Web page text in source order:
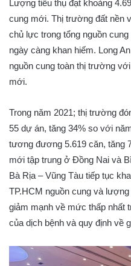
Lượng tiêu thụ đạt khoảng
cung mới. Thị trường đất nền
chủ lực trong tổng nguồn
ngày càng khan hiếm. Long
nguồn cung toàn thị trường
mới.
Trong năm 2021; thị trường
55 dự án, tăng 34% so với
tương đương 5.619 căn, tăng
mới tập trung ở Đồng Nai và
Bà Rịa – Vũng Tàu tiếp tục
TP.HCM nguồn cung và
giảm mạnh về mức thấp nhất
của dịch bệnh và quy định về